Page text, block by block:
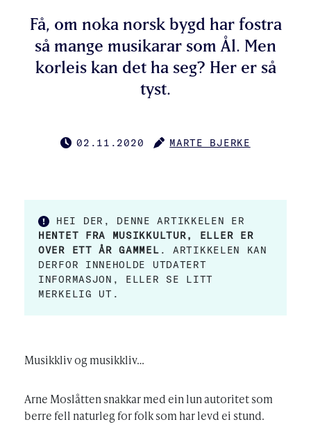
Få, om noka norsk bygd har fostra
så mange musikarar som Ål. Men
korleis kan det ha seg? Her er så
tyst.
PUBLISERT
02.11.2020
FORFATTER
MARTE BJERKE
HEI DER, DENNE ARTIKKELEN ER
HENTET FRA MUSIKKULTUR, ELLER ER
OVER ETT ÅR GAMMEL . ARTIKKELEN KAN
DERFOR INNEHOLDE UTDATERT
INFORMASJON, ELLER SE LITT
MERKELIG UT.
Musikkliv og musikkliv…
Arne Moslåtten snakkar med ein lun autoritet som
berre fell naturleg for folk som har levd ei stund.